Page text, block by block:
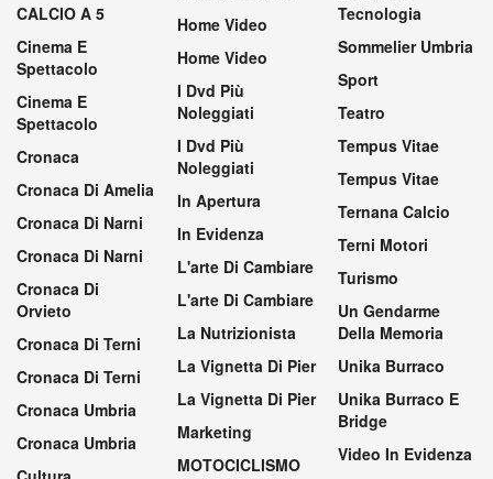
CALCIO A 5
Cinema E
Spettacolo
Cinema E
Spettacolo
Cronaca
Cronaca Di Amelia
Cronaca Di Narni
Cronaca Di Narni
Cronaca Di
Orvieto
Cronaca Di Terni
Cronaca Di Terni
Cronaca Umbria
Cronaca Umbria
Home Video
Home Video
I Dvd Più
Noleggiati
I Dvd Più
Noleggiati
In Apertura
In Evidenza
L'arte Di Cambiare
L'arte Di Cambiare
La Nutrizionista
La Vignetta Di Pier
La Vignetta Di Pier
Marketing
MOTOCICLISMO
Tecnologia
Sommelier Umbria
Sport
Teatro
Tempus Vitae
Tempus Vitae
Ternana Calcio
Terni Motori
Turismo
Un Gendarme
Della Memoria
Unika Burraco
Unika Burraco E
Bridge
Video In Evidenza